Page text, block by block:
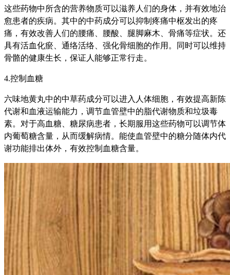
这些药物中所含的营养物质可以滋养人们的身体，并有效地治
愈患者的疾病。其中的中药成分可以抑制疼痛中枢发出的疼
痛，有效改善人们的腰痛、腰酸、腿脚麻木、骨痛等症状。还
具有活血化瘀、通络活络、强化骨细胞的作用。同时可以维持
骨骼的健康生长，保证人能够正常行走。
4.控制血糖
六味地黄丸中的中草药成分可以进入人体细胞，有效提高新陈
代谢和血液运输能力，调节血管壁中的脂代谢物质和垃圾毒
素。对于高血糖、糖尿病患者，长期服用这些药物可以调节体
内葡萄糖含量，从而缓解病情。能使血管壁中的糖分随体内代
谢功能排出体外，有效控制血糖含量。